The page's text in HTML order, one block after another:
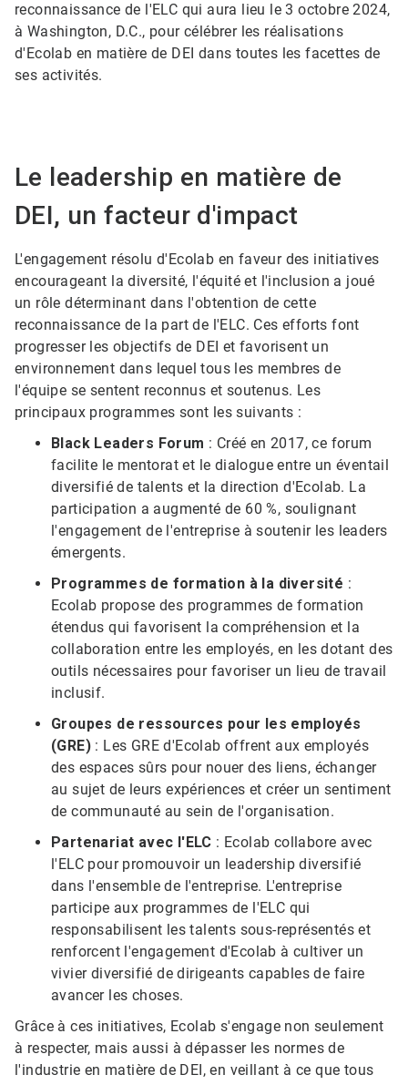
reconnaissance de l'ELC qui aura lieu le 3 octobre 2024,
à Washington, D.C., pour célébrer les réalisations
d'Ecolab en matière de DEI dans toutes les facettes de
ses activités.​​​​​​​
Le leadership en matière de
DEI, un facteur d'impact
L'engagement résolu d'Ecolab en faveur des initiatives
encourageant la diversité, l'équité et l'inclusion a joué
un rôle déterminant dans l'obtention de cette
reconnaissance de la part de l'ELC. Ces efforts font
progresser les objectifs de DEI et favorisent un
environnement dans lequel tous les membres de
l'équipe se sentent reconnus et soutenus.​​​​​​​ Les
principaux programmes sont les suivants :
Black Leaders Forum : Créé en 2017, ce forum
facilite le mentorat et le dialogue entre un éventail
diversifié de talents et la direction d'Ecolab. La
participation a augmenté de 60 %, soulignant
l'engagement de l'entreprise à soutenir les leaders
émergents.
Programmes de formation à la diversité :
Ecolab propose des programmes de formation
étendus qui favorisent la compréhension et la
collaboration entre les employés, en les dotant des
outils nécessaires pour favoriser un lieu de travail
inclusif.
Groupes de ressources pour les employés
(GRE) : Les GRE d'Ecolab offrent aux employés
des espaces sûrs pour nouer des liens, échanger
au sujet de leurs expériences et créer un sentiment
de communauté au sein de l'organisation.
Partenariat avec l'ELC : Ecolab collabore avec
l'ELC pour promouvoir un leadership diversifié
dans l'ensemble de l'entreprise. L'entreprise
participe aux programmes de l'ELC qui
responsabilisent les talents sous-représentés et
renforcent l'engagement d'Ecolab à cultiver un
vivier diversifié de dirigeants capables de faire
avancer les choses.​​​​​​​
Grâce à ces initiatives, Ecolab s'engage non seulement
à respecter, mais aussi à dépasser les normes de
l'industrie en matière de DEI, en veillant à ce que tous